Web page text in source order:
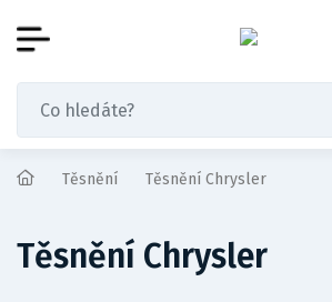
Těsnění Těsnění Chrysler
Těsnění Chrysler